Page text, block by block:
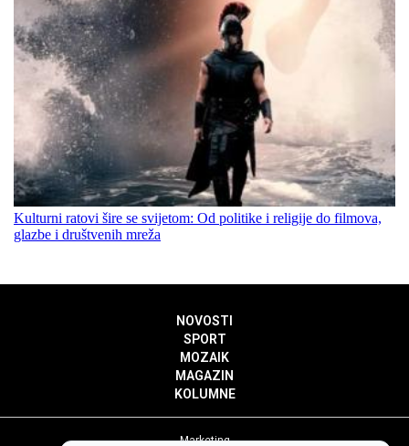
Kulturni ratovi šire se svijetom: Od politike i religije do filmova,
glazbe i društvenih mreža
NOVOSTI
SPORT
MOZAIK
MAGAZIN
KOLUMNE
Marketing